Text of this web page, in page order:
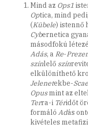
Mind az Ops1
Optica, mind
(Kübele) istennő
Cybernetica
másodfokú
Adás, a Re-
színlelő szín
elkülöníthető
Jelenetekbe-
Opusmint az
Terra-i Téridőt
formálóAdás
kivételes